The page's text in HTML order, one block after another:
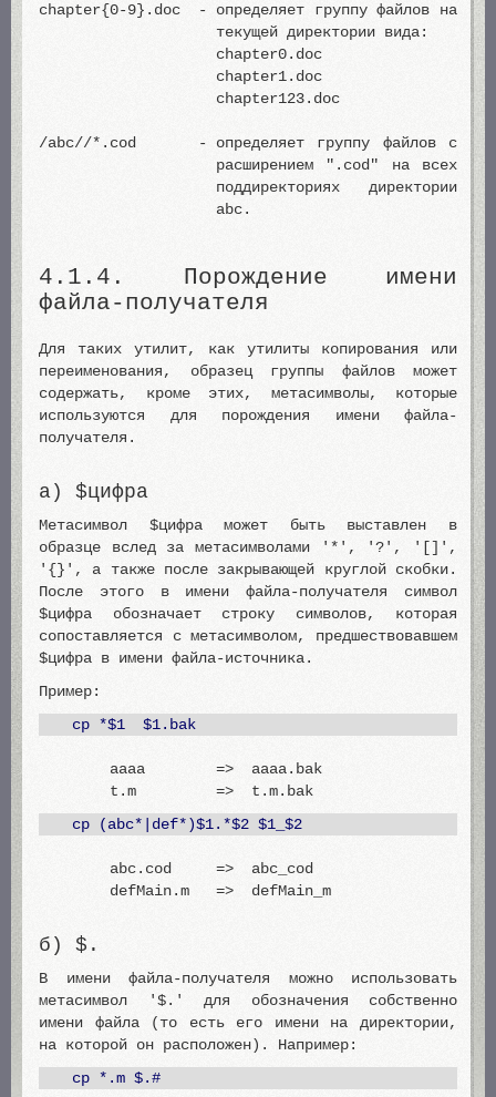
chapter{0-9}.doc - определяет группу файлов на
текущей директории вида:
chapter0.doc
chapter1.doc
chapter123.doc
/abc//*.cod - определяет группу файлов с
расширением ".cod" на всех
поддиректориях директории
abc.
4.1.4. Порождение имени
файла-получателя
Для таких утилит, как утилиты копирования или
переименования, образец группы файлов может
содержать, кроме этих, метасимволы, которые
используются для порождения имени файла-
получателя.
a) $цифра
Метасимвол $цифра может быть выставлен в
образце вслед за метасимволами '*', '?', '[]',
'{}', а также после закрывающей круглой скобки.
После этого в имени файла-получателя символ
$цифра обозначает строку символов, которая
сопоставляется с метасимволом, предшествовавшем
$цифра в имени файла-источника.
Пример:
cp *$1 $1.bak
aaaa => aaaa.bak
t.m => t.m.bak
cp (abc*|def*)$1.*$2 $1_$2
abc.cod => abc_cod
defMain.m => defMain_m
б) $.
В имени файла-получателя можно использовать
метасимвол '$.' для обозначения собственно
имени файла (то есть его имени на директории,
на которой он расположен). Например:
cp *.m $.#